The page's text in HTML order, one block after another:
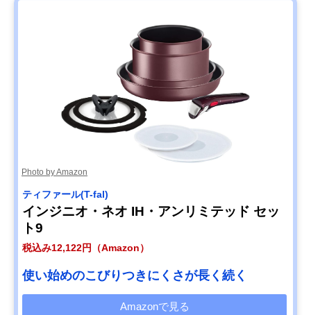
Photo by Amazon
ティファール(T-fal)
インジニオ・ネオ IH・アンリミテッド セッ
ト9
税込み12,122円（Amazon）
使い始めのこびりつきにくさが長く続く
Amazonで見る